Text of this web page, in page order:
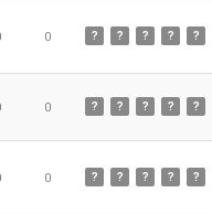
0 ? ? ? ? ?
0 ? ? ? ? ?
0 ? ? ? ? ?